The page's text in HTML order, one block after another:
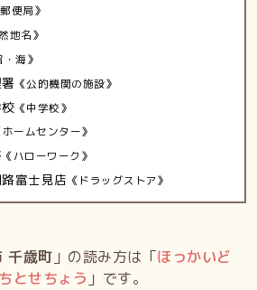
郵便局》
地名》
海》
《公的機関の施設》
《中学校》
ホームセンター》
《ハローワーク》
富士見店 《ドラッグストア》
千歳町 」の読み方は「ほっかいど
せちょう 」です。